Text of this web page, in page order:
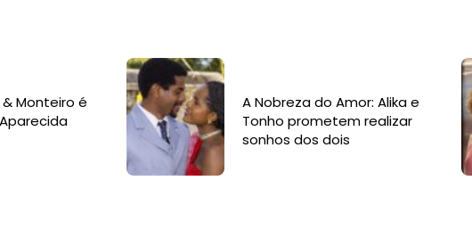
Monteiro é
A Nobreza do Amor: Alika e
Tonho prometem realizar
sonhos dos dois